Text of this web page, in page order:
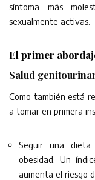
síntoma más
sexualmente activas.
El primer
Salud
Como también está
a tomar en primera
Seguir una
obesidad. Un
aumenta el riesgo